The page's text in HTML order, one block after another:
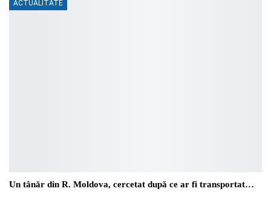
ACTUALITATE
Un tânăr din R. Moldova, cercetat după ce ar fi transportat…